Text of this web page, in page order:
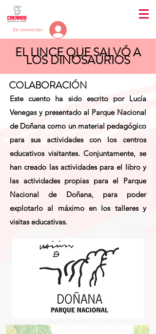
Se connecter
EL LINCE QUE SALVÓ A
LOS DINOSAURIOS
COLABORACIÓN
Este cuento ha sido escrito por Lucía
Venegas y presentado al Parque Nacional
de Doñana como un material pedagógico
para sus actividades con los centros
educativos visitantes. Conjuntamente, se
han creado las actividades para el libro y
las actividades propias para el Parque
Nacional de Doñana, para poder
explotarlo al máximo en los talleres y
visitas educativas.